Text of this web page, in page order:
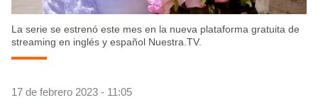
La serie se estrenó este mes en la nueva plataforma gratuita de
streaming en inglés y español Nuestra.TV.
17 de febrero 2023 - 11:05